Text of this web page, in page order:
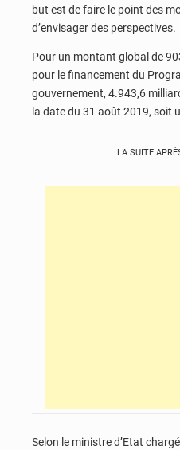
but est de faire le point des
d’envisager des perspectives.
Pour un montant global de
pour le financement du
gouvernement, 4.943,6
la date du 31 août 2019, soit
LA SUITE
Selon le ministre d’Etat